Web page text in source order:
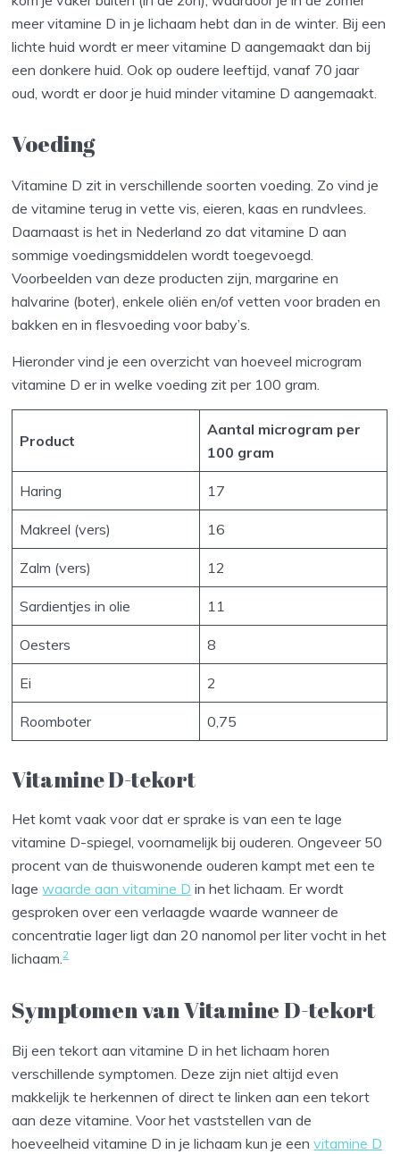
meer vitamine D in je lichaam hebt dan in de winter. Bij een
lichte huid wordt er meer vitamine D aangemaakt dan bij
een donkere huid. Ook op oudere leeftijd, vanaf 70 jaar
oud, wordt er door je huid minder vitamine D aangemaakt.
Voeding
Vitamine D zit in verschillende soorten voeding. Zo vind je
de vitamine terug in vette vis, eieren, kaas en rundvlees.
Daarnaast is het in Nederland zo dat vitamine D aan
sommige voedingsmiddelen wordt toegevoegd.
Voorbeelden van deze producten zijn, margarine en
halvarine (boter), enkele oliën en/of vetten voor braden en
bakken en in flesvoeding voor baby’s.
Hieronder vind je een overzicht van hoeveel microgram
vitamine D er in welke voeding zit per 100 gram.
Product
Aantal microgram per
100 gram
Haring 17
Makreel (vers) 16
Zalm (vers) 12
Sardientjes in olie 11
Oesters 8
Ei 2
Roomboter 0,75
Vitamine D-tekort
Het komt vaak voor dat er sprake is van een te lage
vitamine D-spiegel, voornamelijk bij ouderen. Ongeveer 50
procent van de thuiswonende ouderen kampt met een te
lagewaarde aan vitamine D in het lichaam. Er wordt
gesproken over een verlaagde waarde wanneer de
concentratie lager ligt dan 20 nanomol per liter vocht in het
lichaam.2
Symptomen van Vitamine D-tekort
Bij een tekort aan vitamine D in het lichaam horen
verschillende symptomen. Deze zijn niet altijd even
makkelijk te herkennen of direct te linken aan een tekort
aan deze vitamine. Voor het vaststellen van de
hoeveelheid vitamine D in je lichaam kun je eenvitamine D